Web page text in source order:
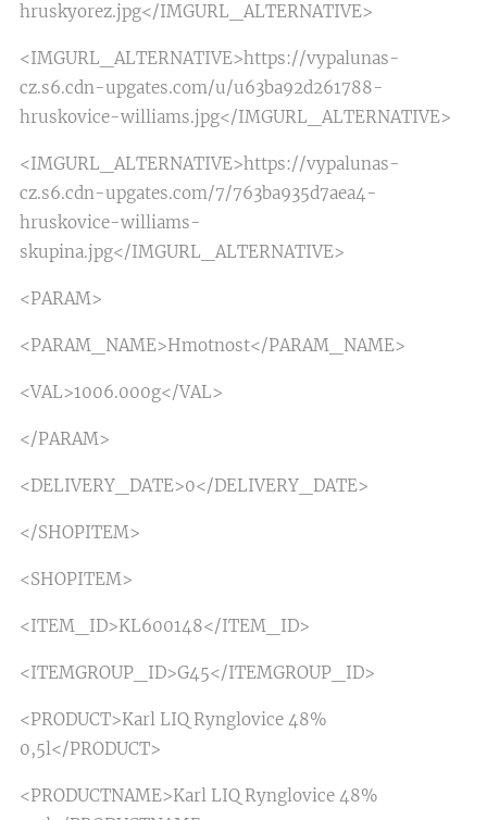
hruskyorez.jpg</IMGURL_ALTERNATIVE>
<IMGURL_ALTERNATIVE>https://vypalunas-
cz.s6.cdn-upgates.com/u/u63ba92d261788-
hruskovice-williams.jpg</IMGURL_ALTERNATIVE>
<IMGURL_ALTERNATIVE>https://vypalunas-
cz.s6.cdn-upgates.com/7/763ba935d7aea4-
hruskovice-williams-
skupina.jpg</IMGURL_ALTERNATIVE>
<PARAM>
<PARAM_NAME>Hmotnost</PARAM_NAME>
<VAL>1006.000g</VAL>
</PARAM>
<DELIVERY_DATE>0</DELIVERY_DATE>
</SHOPITEM>
<SHOPITEM>
<ITEM_ID>KL600148</ITEM_ID>
<ITEMGROUP_ID>G45</ITEMGROUP_ID>
<PRODUCT>Karl LIQ Rynglovice 48%
0,5l</PRODUCT>
<PRODUCTNAME>Karl LIQ Rynglovice 48%